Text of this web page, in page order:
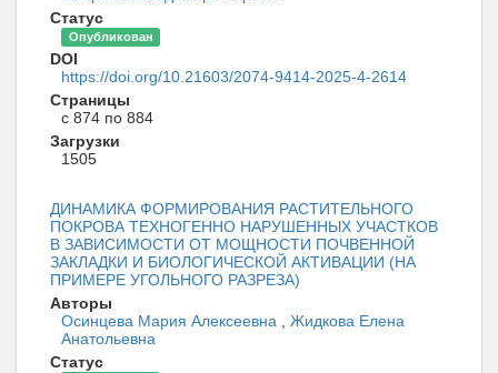
Статус
Опубликован
DOI
https://doi.org/10.21603/2074-9414-2025-4-2614
Страницы
с 874 по 884
Загрузки
1505
ДИНАМИКА ФОРМИРОВАНИЯ РАСТИТЕЛЬНОГО
ПОКРОВА ТЕХНОГЕННО НАРУШЕННЫХ УЧАСТКОВ
В ЗАВИСИМОСТИ ОТ МОЩНОСТИ ПОЧВЕННОЙ
ЗАКЛАДКИ И БИОЛОГИЧЕСКОЙ АКТИВАЦИИ (НА
ПРИМЕРЕ УГОЛЬНОГО РАЗРЕЗА)
Авторы
Осинцева Мария Aлексеевна
Жидкова Елена
Анатольевна
Статус